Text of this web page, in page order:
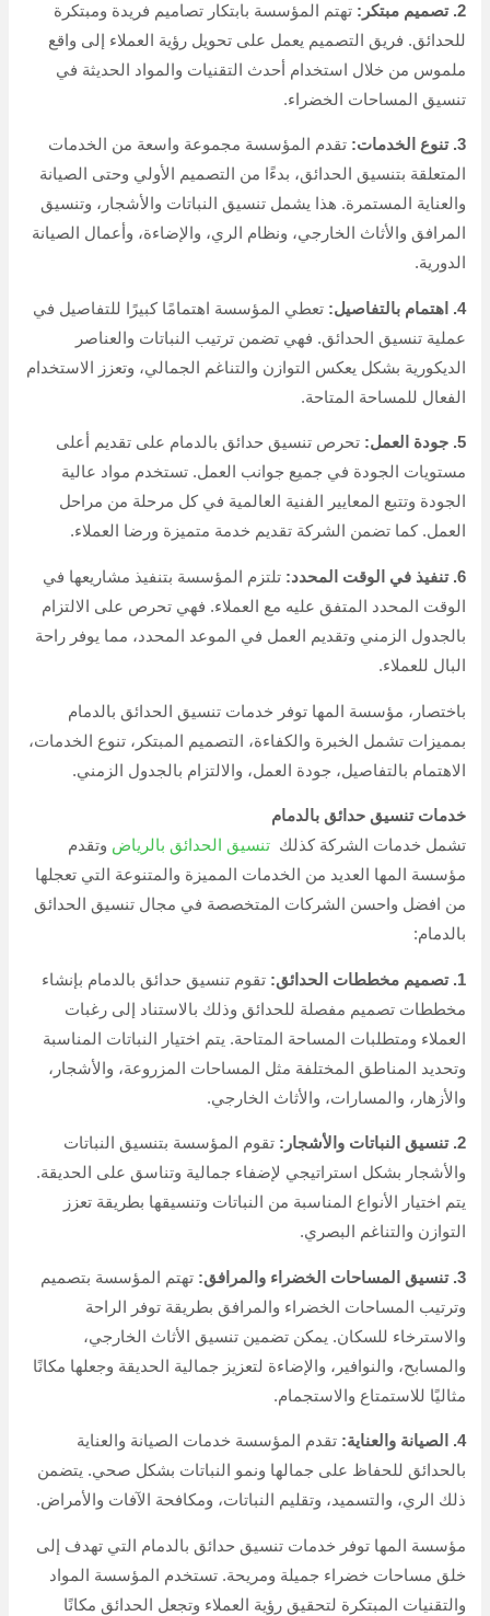
2. تصميم مبتكر:
تهتم المؤسسة بابتكار تصاميم فريدة ومبتكرة
للحدائق. فريق التصميم يعمل على تحويل رؤية العملاء إلى واقع
ملموس من خلال استخدام أحدث التقنيات والمواد الحديثة في
تنسيق المساحات الخضراء.
3. تنوع الخدمات:
تقدم المؤسسة مجموعة واسعة من الخدمات
المتعلقة بتنسيق الحدائق، بدءًا من التصميم الأولي وحتى الصيانة
والعناية المستمرة. هذا يشمل تنسيق النباتات والأشجار، وتنسيق
المرافق والأثاث الخارجي، ونظام الري، والإضاءة، وأعمال الصيانة
الدورية.
4. اهتمام بالتفاصيل:
تعطي المؤسسة اهتمامًا كبيرًا للتفاصيل في
عملية تنسيق الحدائق. فهي تضمن ترتيب النباتات والعناصر
الديكورية بشكل يعكس التوازن والتناغم الجمالي، وتعزز الاستخدام
الفعال للمساحة المتاحة.
5. جودة العمل:
تحرص تنسيق حدائق بالدمام على تقديم أعلى
مستويات الجودة في جميع جوانب العمل. تستخدم مواد عالية
الجودة وتتبع المعايير الفنية العالمية في كل مرحلة من مراحل
العمل. كما تضمن الشركة تقديم خدمة متميزة ورضا العملاء.
6. تنفيذ في الوقت المحدد:
تلتزم المؤسسة بتنفيذ مشاريعها في
الوقت المحدد المتفق عليه مع العملاء. فهي تحرص على الالتزام
بالجدول الزمني وتقديم العمل في الموعد المحدد، مما يوفر راحة
البال للعملاء.
باختصار، مؤسسة المها توفر خدمات تنسيق الحدائق بالدمام
بمميزات تشمل الخبرة والكفاءة، التصميم المبتكر، تنوع الخدمات،
الاهتمام بالتفاصيل، جودة العمل، والالتزام بالجدول الزمني.
خدمات تنسيق حدائق بالدمام
تشمل خدمات الشركة كذلك تنسيق الحدائق بالرياض وتقدم
مؤسسة المها العديد من الخدمات المميزة والمتنوعة التي تعجلها
من افضل واحسن الشركات المتخصصة في مجال تنسيق الحدائق
بالدمام:
1. تصميم مخططات الحدائق:
تقوم تنسيق حدائق بالدمام بإنشاء
مخططات تصميم مفصلة للحدائق وذلك بالاستناد إلى رغبات
العملاء ومتطلبات المساحة المتاحة. يتم اختيار النباتات المناسبة
وتحديد المناطق المختلفة مثل المساحات المزروعة، والأشجار،
والأزهار، والمسارات، والأثاث الخارجي.
2. تنسيق النباتات والأشجار:
تقوم المؤسسة بتنسيق النباتات
والأشجار بشكل استراتيجي لإضفاء جمالية وتناسق على الحديقة.
يتم اختيار الأنواع المناسبة من النباتات وتنسيقها بطريقة تعزز
التوازن والتناغم البصري.
3. تنسيق المساحات الخضراء والمرافق:
تهتم المؤسسة بتصميم
وترتيب المساحات الخضراء والمرافق بطريقة توفر الراحة
والاسترخاء للسكان. يمكن تضمين تنسيق الأثاث الخارجي،
والمسابح، والنوافير، والإضاءة لتعزيز جمالية الحديقة وجعلها مكانًا
مثاليًا للاستمتاع والاستجمام.
4. الصيانة والعناية:
تقدم المؤسسة خدمات الصيانة والعناية
بالحدائق للحفاظ على جمالها ونمو النباتات بشكل صحي. يتضمن
ذلك الري، والتسميد، وتقليم النباتات، ومكافحة الآفات والأمراض.
مؤسسة المها توفر خدمات تنسيق حدائق بالدمام التي تهدف إلى
خلق مساحات خضراء جميلة ومريحة. تستخدم المؤسسة المواد
والتقنيات المبتكرة لتحقيق رؤية العملاء وتجعل الحدائق مكانًا